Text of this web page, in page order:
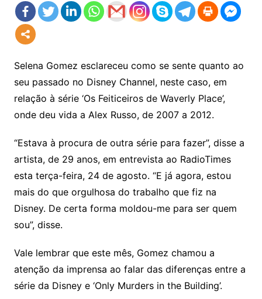
Selena Gomez esclareceu como se sente quanto ao
seu passado no Disney Channel, neste caso, em
relação à série ‘Os Feiticeiros de Waverly Place’,
onde deu vida a Alex Russo, de 2007 a 2012.
“Estava à procura de outra série para fazer”, disse a
artista, de 29 anos, em entrevista ao RadioTimes
esta terça-feira, 24 de agosto. “E já agora, estou
mais do que orgulhosa do trabalho que fiz na
Disney. De certa forma moldou-me para ser quem
sou”, disse.
Vale lembrar que este mês, Gomez chamou a
atenção da imprensa ao falar das diferenças entre a
série da Disney e ‘Only Murders in the Building’.